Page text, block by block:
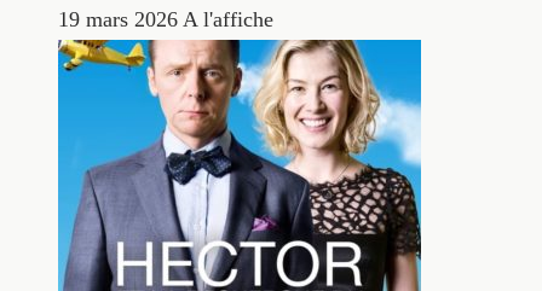
19 mars 2026 A l'affiche